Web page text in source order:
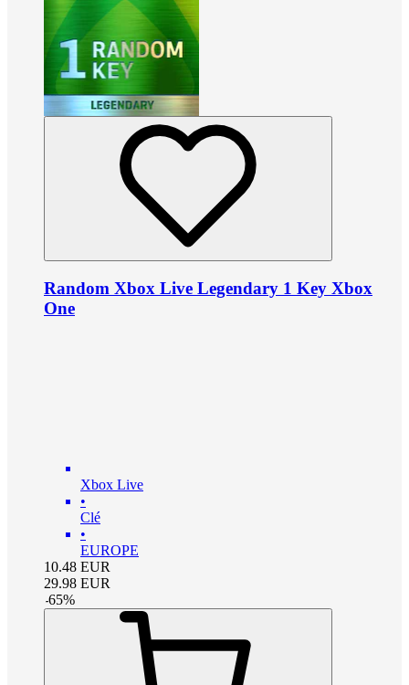
Random Xbox Live Legendary 1 Key Xbox
One
Xbox Live
•
Clé
•
EUROPE
10.48 EUR
29.98 EUR
-65%